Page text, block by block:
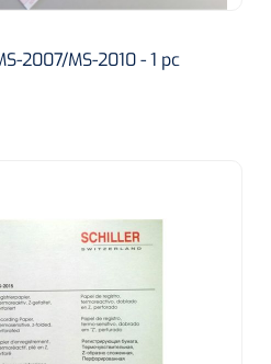
2007/MS-2010 - 1 pc